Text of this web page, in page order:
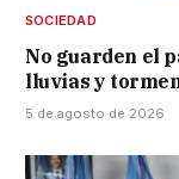
SOCIEDAD
No guarden el
lluvias y
5 de agosto de 2026